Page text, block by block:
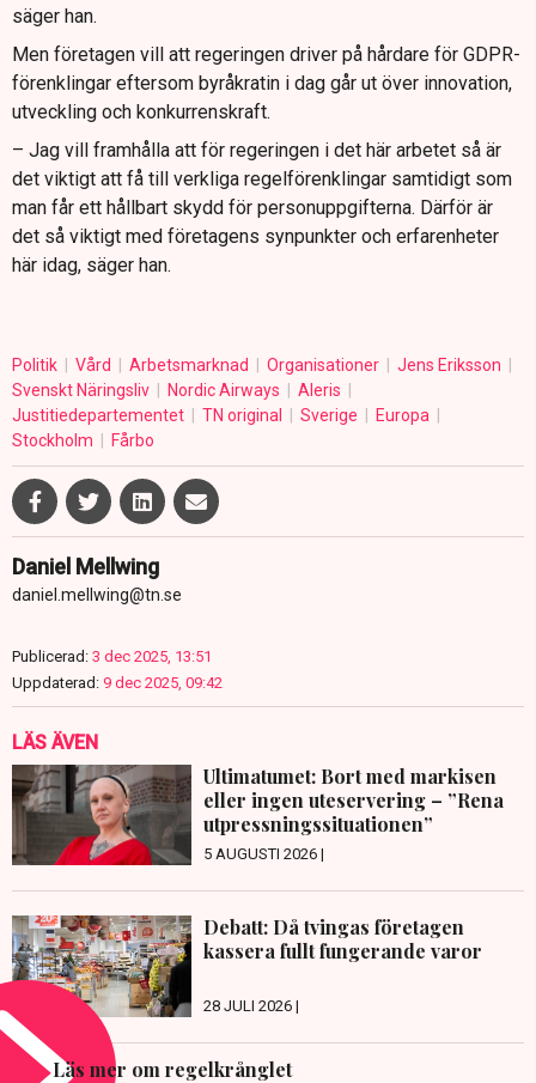
säger han.
Men företagen vill att regeringen driver på hårdare för GDPR-
förenklingar eftersom byråkratin i dag går ut över innovation,
utveckling och konkurrenskraft.
– Jag vill framhålla att för regeringen i det här arbetet så är
det viktigt att få till verkliga regelförenklingar samtidigt som
man får ett hållbart skydd för personuppgifterna. Därför är
det så viktigt med företagens synpunkter och erfarenheter
här idag, säger han.
Politik Vård Arbetsmarknad Organisationer
Jens Eriksson
Svenskt Näringsliv
Nordic Airways
Aleris
Justitiedepartementet
TN original Sverige
Europa
Stockholm
Fårbo
Daniel Mellwing
daniel.mellwing@tn.se
Publicerad: 3 dec 2025, 13:51
Uppdaterad: 9 dec 2025, 09:42
LÄS ÄVEN
Ultimatumet: Bort med markisen
eller ingen uteservering – ”Rena
utpressningssituationen”
5 AUGUSTI 2026 |
Debatt: Då tvingas företagen
kassera fullt fungerande varor
28 JULI 2026 |
Läs mer om regelkrånglet